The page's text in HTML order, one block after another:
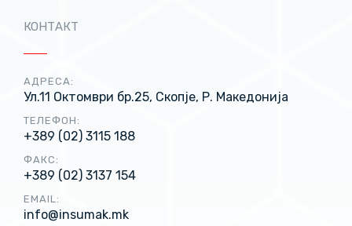
КОНТАКТ
АДРЕСА:
Ул.11 Октомври бр.25, Скопје, Р. Македонија
ТЕЛЕФОН:
+389 (02) 3115 188
ФАКС:
+389 (02) 3137 154
EMAIL:
info@insumak.mk